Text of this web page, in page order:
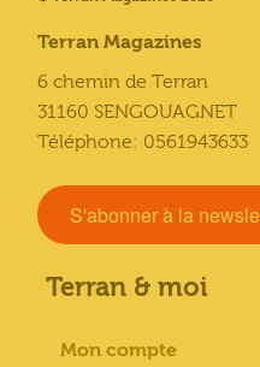
Terran Magazines
6 chemin de Terran
31160 SENGOUAGNET
Téléphone: 0561943633
S'abonner à la
Terran & moi
Mon compte